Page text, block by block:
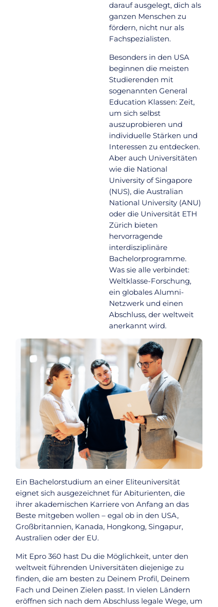
darauf ausgelegt, dich als
ganzen Menschen zu
fördern, nicht nur als
Fachspezialisten.
Besonders in den USA
beginnen die meisten
Studierenden mit
sogenannten General
Education Klassen: Zeit,
um sich selbst
auszuprobieren und
individuelle Stärken und
Interessen zu entdecken.
Aber auch Universitäten
wie die National
University of Singapore
(NUS), die Australian
National University (ANU)
oder die Universität ETH
Zürich bieten
hervorragende
interdisziplinäre
Bachelorprogramme.
Was sie alle verbindet:
Weltklasse-Forschung,
ein globales Alumni-
Netzwerk und einen
Abschluss, der weltweit
anerkannt wird.
Ein Bachelorstudium an einer Eliteuniversität
eignet sich ausgezeichnet für Abiturienten, die
ihrer akademischen Karriere von Anfang an das
Beste mitgeben wollen – egal ob in den USA,
Großbritannien, Kanada, Hongkong, Singapur,
Australien oder der EU.
Mit Epro 360 hast Du die Möglichkeit, unter den
weltweit führenden Universitäten diejenige zu
finden, die am besten zu Deinem Profil, Deinem
Fach und Deinen Zielen passt. In vielen Ländern
eröffnen sich nach dem Abschluss legale Wege, um